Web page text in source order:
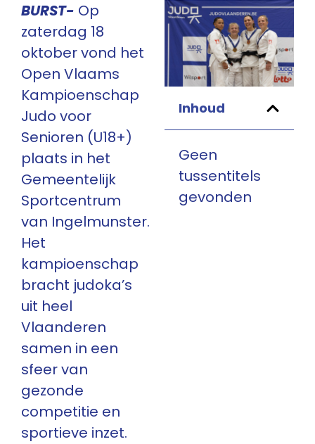
BURST- Op
zaterdag 18
oktober vond het
Open Vlaams
Kampioenschap
Judo voor
Senioren (U18+)
plaats in het
Gemeentelijk
Sportcentrum
van Ingelmunster.
Het
kampioenschap
bracht judoka’s
uit heel
Vlaanderen
samen in een
sfeer van
gezonde
competitie en
sportieve inzet.
Inhoud
Geen
tussentitels
gevonden